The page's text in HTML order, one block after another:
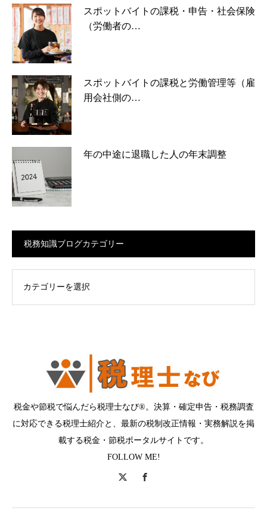
スポットバイトの課税・申告・社会保険
（労働者の…
スポットバイトの課税と労働管理等（雇
用会社側の…
年の中途に退職した人の年末調整
税務知識ブログカテゴリー
税金や節税で悩んだら税理士なび®。決算・確定申告・税務調査
に対応できる税理士紹介と、最新の税制改正情報・実務解説を掲
載する税金・節税ポータルサイトです。
FOLLOW ME!